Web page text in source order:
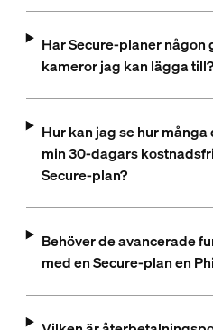
Har Secure-planer någon
kameror jag kan lägga till?
Hur kan jag se hur
min 30-dagars
Secure-plan?
Behöver de avancerade
med en Secure-plan en